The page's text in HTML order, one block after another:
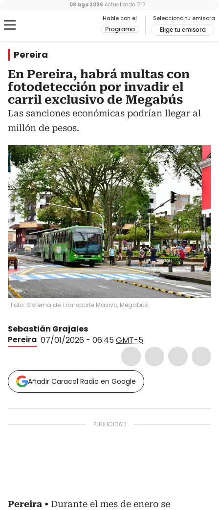
Hable con el
Programa
Selecciona tu emisora
Elige tu emisora
08 ago 2026 Actualizado 17:17
Pereira
En Pereira, habrá multas con
fotodetección por invadir el
carril exclusivo de Megabús
Las sanciones económicas podrían llegar al
millón de pesos.
Foto: Sistema de Transporte Masivo, Megabús.
Sebastián Grajales
Pereira 07/01/2026 - 06:45GMT-5
Añadir Caracol Radio en Google
Pereira
Durante el mes de enero se